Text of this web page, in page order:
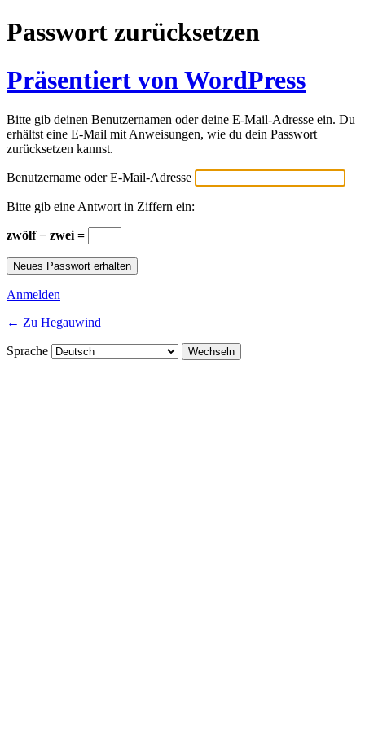
Passwort zurücksetzen
Präsentiert von WordPress
Bitte gib deinen Benutzernamen oder deine E-Mail-Adresse ein. Du
erhältst eine E-Mail mit Anweisungen, wie du dein Passwort
zurücksetzen kannst.
Benutzername oder E-Mail-Adresse
Bitte gib eine Antwort in Ziffern ein:
zwölf − zwei =
Anmelden
← Zu Hegauwind
Sprache